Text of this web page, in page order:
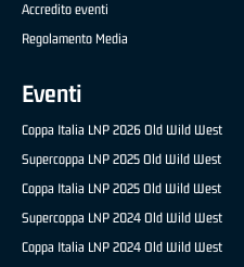
Accredito eventi
Regolamento Media
Eventi
Coppa Italia LNP 2026 Old Wild West
Supercoppa LNP 2025 Old Wild West
Coppa Italia LNP 2025 Old Wild West
Supercoppa LNP 2024 Old Wild West
Coppa Italia LNP 2024 Old Wild West